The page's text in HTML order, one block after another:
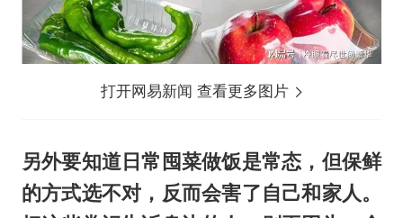
打开网易新闻 查看更多图片
另外要知道日常囤菜做饭是常态，但保鲜
的方式选不对，反而会害了自己和家人。